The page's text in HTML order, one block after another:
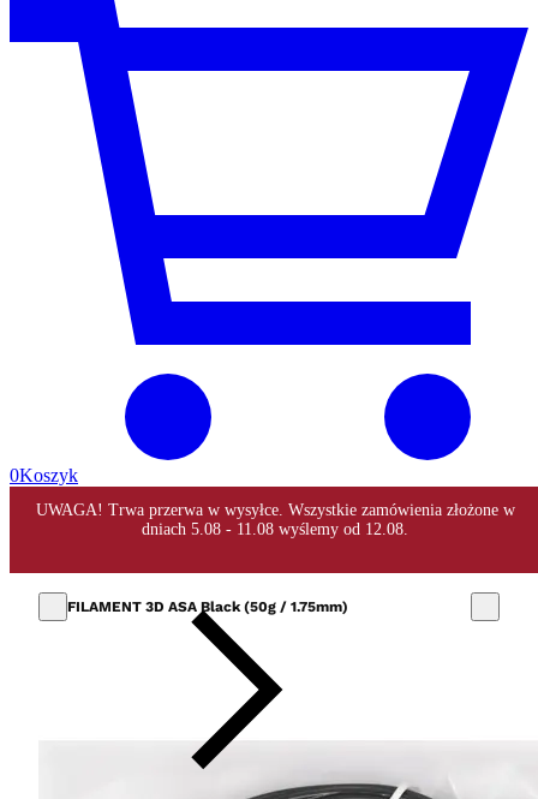
0Koszyk
FILAMENT 3D ASA Black (50g / 1.75mm)